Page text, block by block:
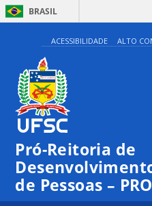
BRASIL
ACESSIBILIDADE ALTO
Pró-Reitoria de
de Pessoas –